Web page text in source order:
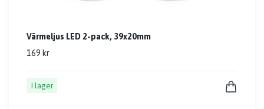
Värmeljus LED 2-pack, 39x20mm
169 kr
I lager